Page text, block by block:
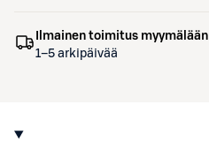
Ilmainen toimitus myymälään
1–5 arkipäivää